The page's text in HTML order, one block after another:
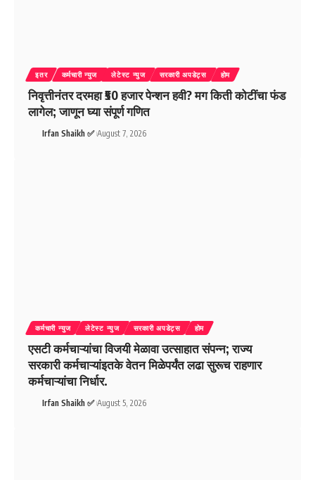
इतर कर्मचारी न्युज लेटेस्ट न्युज सरकारी अपडेट्स होम
निवृत्तीनंतर दरमहा ₹50 हजार पेन्शन हवी? मग किती कोटींचा फंड
लागेल; जाणून घ्या संपूर्ण गणित
Irfan Shaikh ✅ August 7, 2026
कर्मचारी न्युज लेटेस्ट न्युज सरकारी अपडेट्स होम
एसटी कर्मचाऱ्यांचा विजयी मेळावा उत्साहात संपन्न; राज्य
सरकारी कर्मचाऱ्यांइतके वेतन मिळेपर्यंत लढा सुरूच राहणार
कर्मचाऱ्यांचा निर्धार.
Irfan Shaikh ✅ August 5, 2026